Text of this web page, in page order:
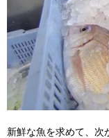
新鮮な魚を求めて、次